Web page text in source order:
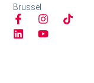
Brussel